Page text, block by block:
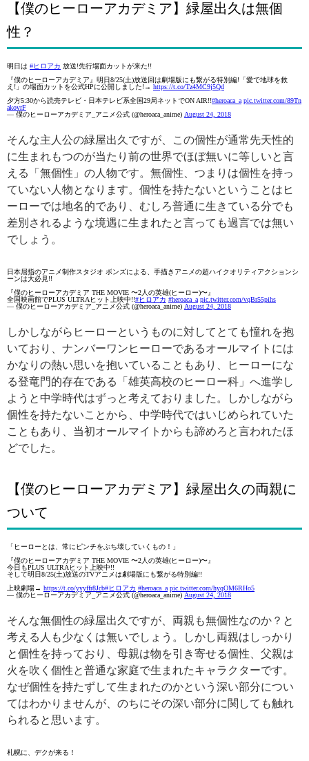
【僕のヒーローアカデミア】緑屋出久は無個
性？
明日は #ヒロアカ 放送!先行場面カットが来た!!
『僕のヒーローアカデミア』明日8/25(土)放送回は劇場版にも繋がる特別編!「愛で地球を救
え!」の場面カットを公式HPに公開しました!→ https://t.co/Tz4MC9j5Qd
夕方5:30から読売テレビ・日本テレビ系全国29局ネットでON AIR!!#heroaca_a pic.twitter.com/89Tn
akovrF
— 僕のヒーローアカデミア_アニメ公式 (@heroaca_anime) August 24, 2018
そんな主人公の緑屋出久ですが、この個性が通常先天性的
に生まれもつのが当たり前の世界でほぼ無いに等しいと言
える「無個性」の人物です。無個性、つまりは個性を持っ
ていない人物となります。個性を持たないということはヒ
ーローでは地名的であり、むしろ普通に生きている分でも
差別されるような境遇に生まれたと言っても過言では無い
でしょう。
日本屈指のアニメ制作スタジオ ボンズによる、手描きアニメの超ハイクオリティアクションシ
ーンは大必見!!
『僕のヒーローアカデミア THE MOVIE 〜2人の英雄(ヒーロー)〜』
全国映画館でPLUS ULTRAヒット上映中!!#ヒロアカ #heroaca_a pic.twitter.com/vqBr55pihs
— 僕のヒーローアカデミア_アニメ公式 (@heroaca_anime) August 24, 2018
しかしながらヒーローというものに対してとても憧れを抱
いており、ナンバーワンヒーローであるオールマイトには
かなりの熱い思いを抱いていることもあり、ヒーローにな
る登竜門的存在である「雄英高校のヒーロー科」へ進学し
ようと中学時代はずっと考えておりました。しかしながら
個性を持たないことから、中学時代ではいじめられていた
こともあり、当初オールマイトからも諦めろと言われたほ
どでした。
【僕のヒーローアカデミア】緑屋出久の両親に
ついて
「ヒーローとは、常にピンチをぶち壊していくもの！」
『僕のヒーローアカデミア THE MOVIE 〜2人の英雄(ヒーロー)〜』
今日もPLUS ULTRAヒット上映中!!
そして明日8/25(土)放送のTVアニメは劇場版にも繋がる特別編!!
上映劇場→ https://t.co/yyyffr8Jcb#ヒロアカ #heroaca_a pic.twitter.com/hyqOM6RHo5
— 僕のヒーローアカデミア_アニメ公式 (@heroaca_anime) August 24, 2018
そんな無個性の緑屋出久ですが、両親も無個性なのか？と
考える人も少なくは無いでしょう。しかし両親はしっかり
と個性を持っており、母親は物を引き寄せる個性、父親は
火を吹く個性と普通な家庭で生まれたキャラクターです。
なぜ個性を持たずして生まれたのかという深い部分につい
てはわかりませんが、のちにその深い部分に関しても触れ
られると思います。
札幌に、デクが来る！